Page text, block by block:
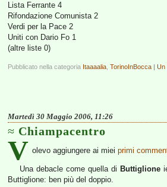
Lista Ferrante 4
Rifondazione Comunista 2
Verdi per la Pace 2
Uniti con Dario Fo 1
(altre liste 0)
Pubblicato nella categoria Itaaaalia TorinoInBocca | Un
Martedì 30 Maggio 2006, 11:26
Chiampacentro
V olevo aggiungere ai miei primi
Una debacle come quella di Buttiglione
Buttiglione: ben più del doppio.